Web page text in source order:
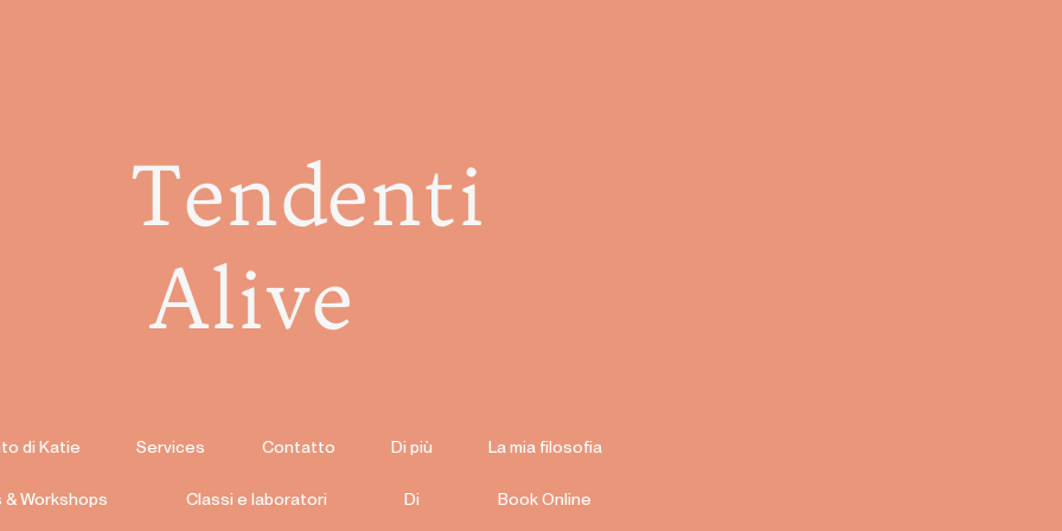
Tendenti
Alive
di Katie Services Contatto Di più La mia filosofia
& Workshops Classi e laboratori Di Book Online